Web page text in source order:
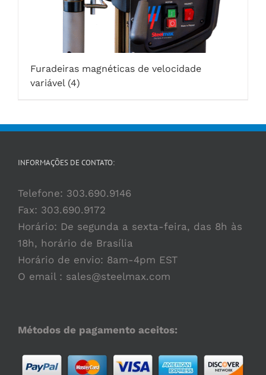
Furadeiras magnéticas de velocidade
variável (4)
INFORMAÇÕES DE CONTATO:
Telefone: 303.690.9146
Fax: 303.690.9172
Horário: De segunda a sexta-feira, das 8h às
18h, horário de Brasília
Horário de envio: 8am-4pm EST
O email : sales@steelmax.com
Métodos de pagamento aceitos: